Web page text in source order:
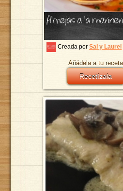
Almejas a la
Creada por Sal y Laurel
Añádela a tu
Recetízala